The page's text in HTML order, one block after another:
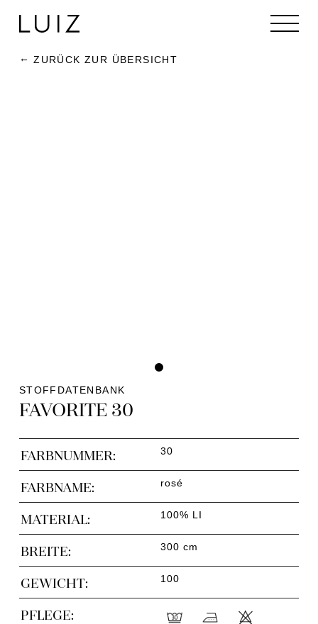
ZURÜCK ZUR ÜBERSICHT
STOFFDATENBANK
FAVORITE 30
FARBNUMMER: 30
FARBNAME: rosé
MATERIAL: 100% LI
BREITE: 300 cm
GEWICHT: 100
PFLEGE: